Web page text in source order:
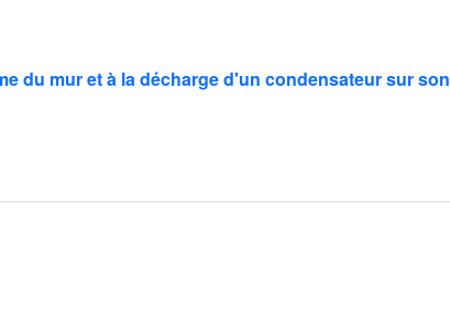
du mur et à la décharge d'un condensateur sur son